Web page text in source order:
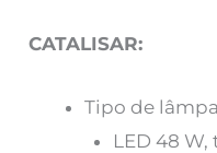
CATALISAR:
Tipo de
LED 48